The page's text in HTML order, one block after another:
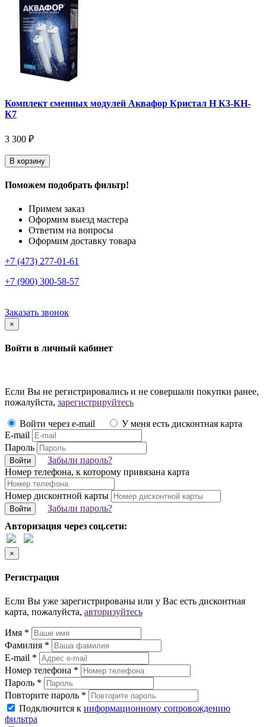
Комплект сменных модулей Аквафор Кристал Н К3-КН-
К7
3 300 ₽
В корзину
Поможем подобрать фильтр!
Примем заказ
Оформим выезд мастера
Ответим на вопросы
Оформим доставку товара
+7 (473) 277-01-61
+7 (900) 300-58-57
Заказать звонок
×
Войти в личный кабинет
Если Вы не регистрировались и не совершали покупки ранее,
пожалуйста, зарегистрируйтесь
Войти через e-mail
У меня есть дисконтная карта
E-mail
Пароль
Войти
Забыли пароль?
Номер телефона, к которому привязана карта
Номер дисконтной карты
Войти
Забыли пароль?
Авторизация через соц.сети:
×
Регистрация
Если Вы уже зарегистрированы или у Вас есть дисконтная
карта, пожалуйста, авторизуйтесь
Имя *
Фамилия *
E-mail *
Номер телефона *
Пароль *
Повторите пароль *
Подключится к информационному сопровождению
фильтра